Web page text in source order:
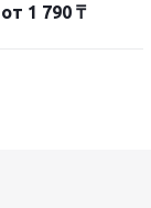
от 1 790 ₸